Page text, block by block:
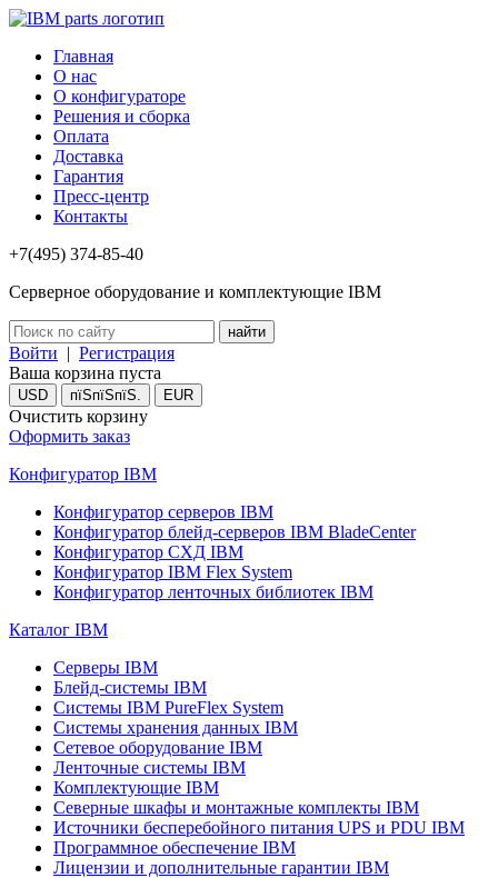
Главная
О нас
О конфигураторе
Решения и сборка
Оплата
Доставка
Гарантия
Пресс-центр
Контакты
+7(495) 374-85-40
Серверное оборудование и комплектующие IBM
Войти | Регистрация
Ваша корзина пуста
USD пїЅпїЅпїЅ. EUR
Очистить корзину
Оформить заказ
Конфигуратор IBM
Конфигуратор серверов IBM
Конфигуратор блейд-серверов IBM BladeCenter
Конфигуратор СХД IBM
Конфигуратор IBM Flex System
Конфигуратор ленточных библиотек IBM
Каталог IBM
Серверы IBM
Блейд-системы IBM
Системы IBM PureFlex System
Системы хранения данных IBM
Сетевое оборудование IBM
Ленточные системы IBM
Комплектующие IBM
Северные шкафы и монтажные комплекты IBM
Источники бесперебойного питания UPS и PDU IBM
Программное обеспечение IBM
Лицензии и дополнительные гарантии IBM